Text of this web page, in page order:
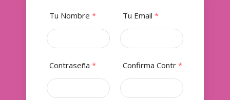
Tu Nombre * Tu Email *
Contraseña * Confirma Contr *